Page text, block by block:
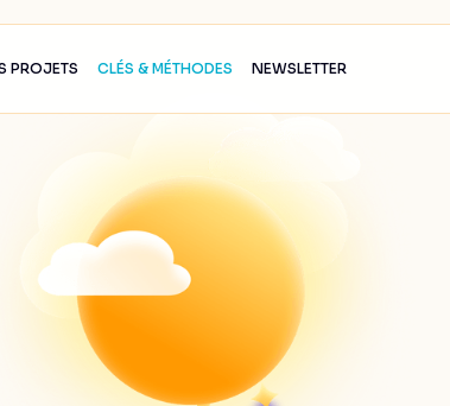
PROJETS CLÉS & MÉTHODES NEWSLETTER